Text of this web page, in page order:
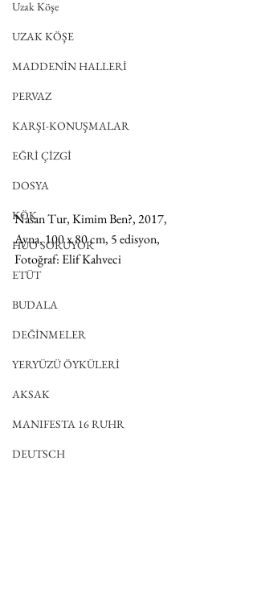
Uzak Köşe
UZAK KÖŞE
MADDENİN HALLERİ
PERVAZ
KARŞI-KONUŞMALAR
EĞRİ ÇİZGİ
DOSYA
KÖK
HUO SORUYOR
ETÜT
BUDALA
DEĞİNMELER
YERYÜZÜ ÖYKÜLERİ
AKSAK
MANIFESTA 16 RUHR
DEUTSCH
Nasan Tur, Kimim Ben?, 2017,
Ayna, 100 x 80 cm, 5 edisyon,
Fotoğraf: Elif Kahveci